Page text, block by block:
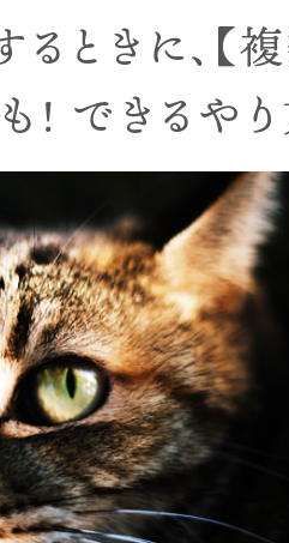
るときに、【
も! できるや